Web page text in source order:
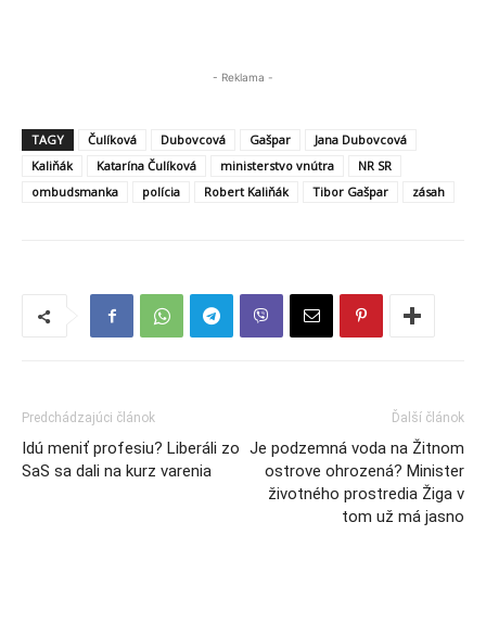
- Reklama -
TAGY Čulíková Dubovcová Gašpar
Jana Dubovcová
Kaliňák
Katarína Čulíková ministerstvo vnútra
NR SR
ombudsmanka
polícia Robert Kaliňák Tibor Gašpar zásah
Predchádzajúci článok
Idú meniť profesiu? Liberáli zo
SaS sa dali na kurz varenia
Ďalší článok
Je podzemná voda na Žitnom
ostrove ohrozená? Minister
životného prostredia Žiga v
tom už má jasno